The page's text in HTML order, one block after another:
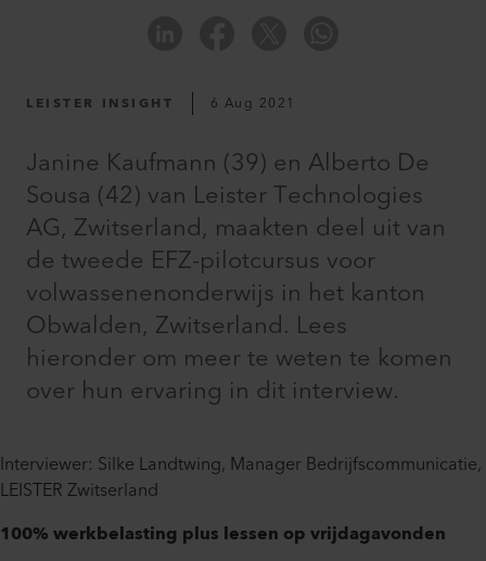
LEISTER INSIGHT 6 Aug 2021
Janine Kaufmann (39) en Alberto De
Sousa (42) van Leister Technologies
AG, Zwitserland, maakten deel uit van
de tweede EFZ-pilotcursus voor
volwassenenonderwijs in het kanton
Obwalden, Zwitserland. Lees
hieronder om meer te weten te komen
over hun ervaring in dit interview.
Interviewer: Silke Landtwing, Manager Bedrijfscommunicatie,
LEISTER Zwitserland
100% werkbelasting plus lessen op vrijdagavonden